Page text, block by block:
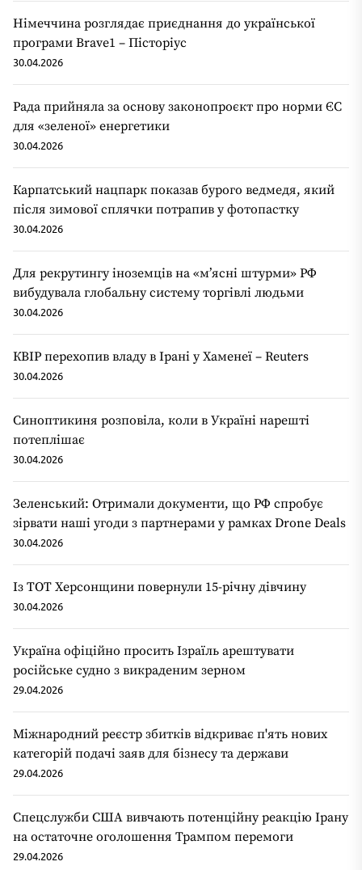
Німеччина розглядає приєднання до української
програми Brave1 – Пісторіус
30.04.2026
Рада прийняла за основу законопроєкт про норми ЄС
для «зеленої» енергетики
30.04.2026
Карпатський нацпарк показав бурого ведмедя, який
після зимової сплячки потрапив у фотопастку
30.04.2026
Для рекрутингу іноземців на «мʼясні штурми» РФ
вибудувала глобальну систему торгівлі людьми
30.04.2026
КВІР перехопив владу в Ірані у Хаменеї – Reuters
30.04.2026
Синоптикиня розповіла, коли в Україні нарешті
потеплішає
30.04.2026
Зеленський: Отримали документи, що РФ спробує
зірвати наші угоди з партнерами у рамках Drone Deals
30.04.2026
Із ТОТ Херсонщини повернули 15-річну дівчину
30.04.2026
Україна офіційно просить Ізраїль арештувати
російське судно з викраденим зерном
29.04.2026
Міжнародний реєстр збитків відкриває п'ять нових
категорій подачі заяв для бізнесу та держави
29.04.2026
Спецслужби США вивчають потенційну реакцію Ірану
на остаточне оголошення Трампом перемоги
29.04.2026